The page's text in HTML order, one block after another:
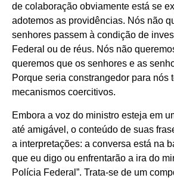
de colaboração obviamente está se
adotemos as providências. Nós não
senhores passem à condição de
Federal ou de réus. Nós não
queremos que os senhores e as
Porque seria constrangedor para nós
mecanismos coercitivos.
Embora a voz do ministro esteja em
até amigável, o conteúdo de suas
a interpretações: a conversa está na
que eu digo ou enfrentarão a ira do
Polícia Federal”. Trata-se de um